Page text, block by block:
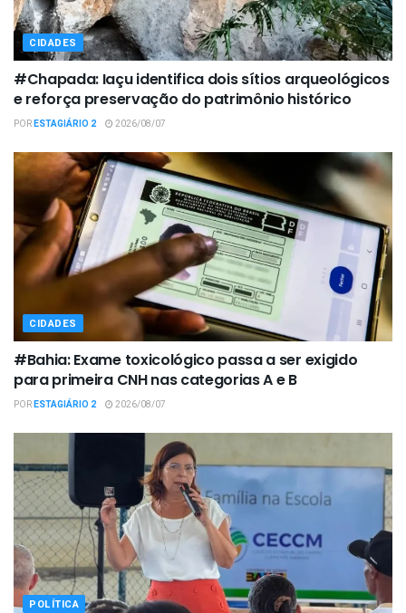
CIDADES
#Chapada: Iaçu identifica dois sítios arqueológicos
e reforça preservação do patrimônio histórico
PORESTAGIÁRIO 2 2026/08/07
CIDADES
#Bahia: Exame toxicológico passa a ser exigido
para primeira CNH nas categorias A e B
PORESTAGIÁRIO 2 2026/08/07
POLÍTICA